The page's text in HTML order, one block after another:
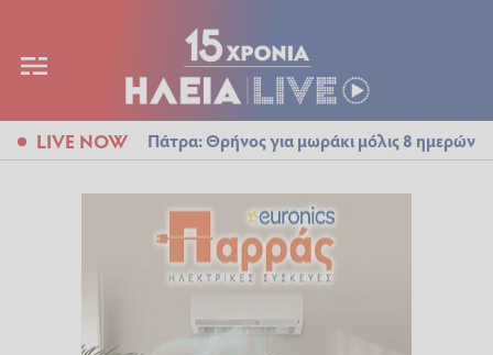
LIVE NOW Πάτρα: Θρήνος για μωράκι μόλις 8 ημερών